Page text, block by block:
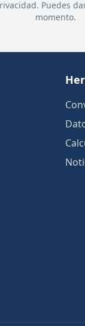
Puedes
momento.